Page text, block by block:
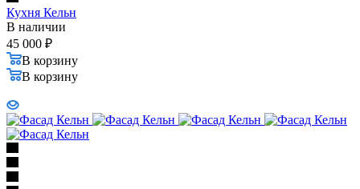
Кухня Кельн
В наличии
45 000 ₽
В корзину
В корзину